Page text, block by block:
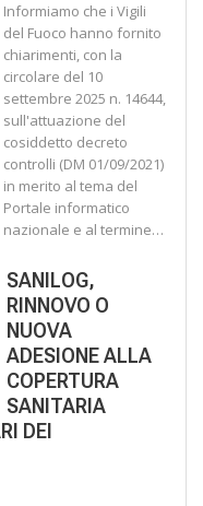
Informiamo che i Vigili
del Fuoco hanno fornito
chiarimenti, con la
circolare del 10
settembre 2025 n. 14644,
sull'attuazione del
cosiddetto decreto
controlli (DM 01/09/2021)
in merito al tema del
Portale informatico
nazionale e al termine…
SANILOG,
RINNOVO O
NUOVA
ADESIONE ALLA
COPERTURA
SANITARIA
DEI